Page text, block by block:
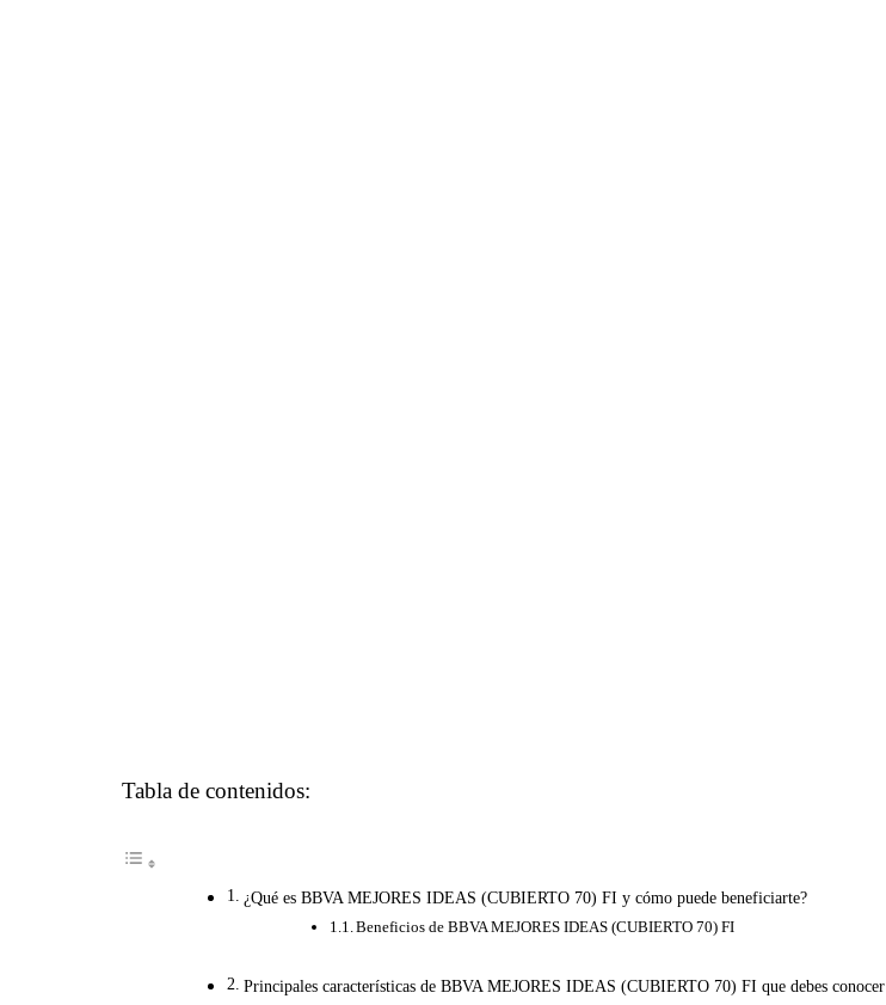
Tabla de contenidos:
¿Qué es BBVA MEJORES IDEAS (CUBIERTO 70) FI y cómo puede beneficiarte?
Beneficios de BBVA MEJORES IDEAS (CUBIERTO 70) FI
Principales características de BBVA MEJORES IDEAS (CUBIERTO 70) FI que debes conocer